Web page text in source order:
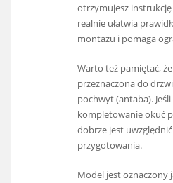
otrzymujesz
realnie ułatwia
montażu i pomaga
Warto też pamiętać,
przeznaczona do
pochwyt (antaba).
kompletowanie okuć
dobrze jest
przygotowania.
Model jest oznaczony